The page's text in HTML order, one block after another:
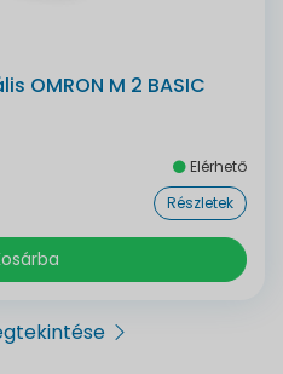
OMRON M 2 BASIC
Elérhető
Részletek